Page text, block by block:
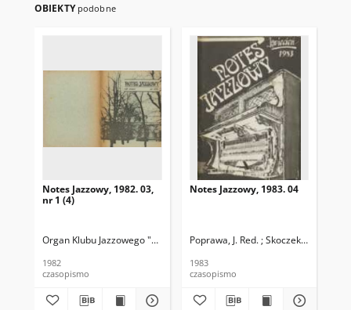
OBIEKTY podobne
Notes Jazzowy, 1982. 03,
nr 1 (4)
Organ Klubu Jazzowego "Rotunda" Skoczek, T. Red.
1982
czasopismo
Notes Jazzowy, 1983. 04
Poprawa, J. Red. ; Skoczek T. Red.
1983
czasopismo